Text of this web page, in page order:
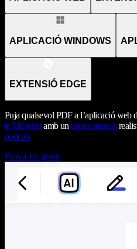
APLICACIÓ WINDOWS
EXTENSIÓ EDGE
Puja qualsevol PDF a l’aplicació web
te’l llegeixi amb untext to speech
podcast
Prova-ho gratis